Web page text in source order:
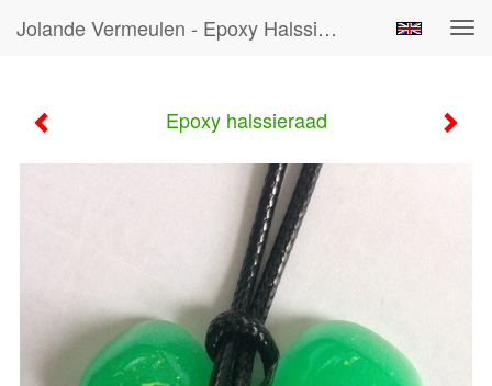
Jolande Vermeulen - Epoxy Halssieraad
Epoxy halssieraad